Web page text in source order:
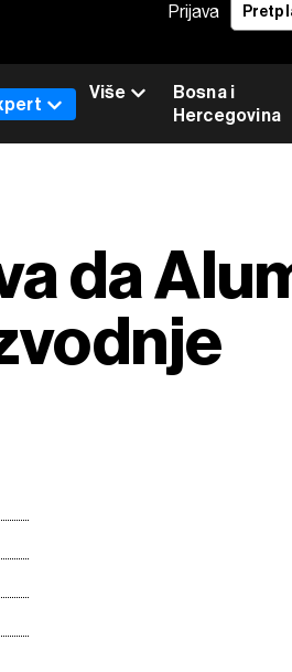
Prijava
Bosna i
Hercegovina
Više
da